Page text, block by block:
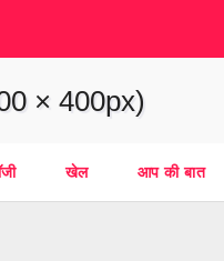
खेल आप की बात